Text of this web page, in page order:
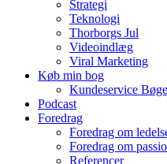
Strategi
Teknologi
Thorborgs Jul
Videoindlæg
Viral Marketing
Køb min bog
Kundeservice
Podcast
Foredrag
Foredrag om
Foredrag om
Referencer